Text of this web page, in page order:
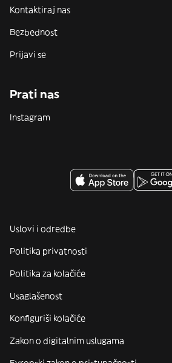
Kontaktiraj nas
Bezbednost
Prijavi se
Prati nas
Instagram
Uslovi i odredbe
Politika privatnosti
Politika za kolačiće
Usaglašenost
Konfiguriši kolačiće
Zakon o digitalnim uslugama